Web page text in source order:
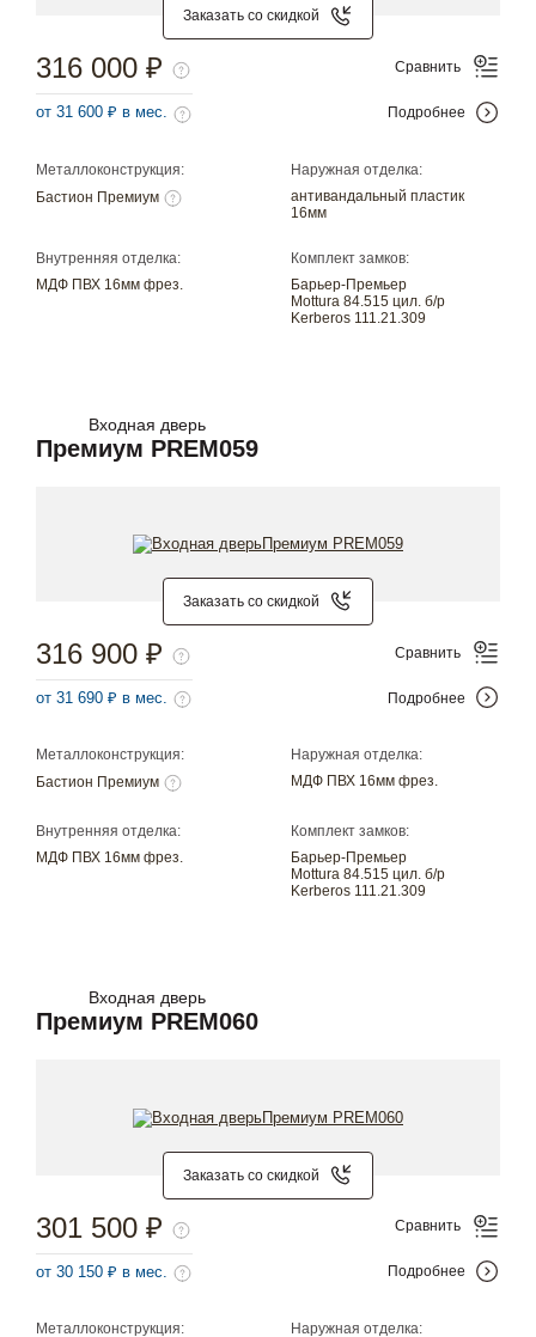
Заказать со скидкой
Металлоконструкция:
Бастион Премиум
Наружная отделка:
антивандальный пластик
16мм
Внутренняя отделка:
МДФ ПВХ 16мм фрез.
Комплект замков:
Барьер-Премьер
Mottura 84.515 цил. б/р
Kerberos 111.21.309
316 000 ₽
от 31 600 ₽ в мес.
Сравнить
Подробнее
Входная дверь
Премиум PREM059
Заказать со скидкой
Металлоконструкция:
Бастион Премиум
Наружная отделка:
МДФ ПВХ 16мм фрез.
Внутренняя отделка:
МДФ ПВХ 16мм фрез.
Комплект замков:
Барьер-Премьер
Mottura 84.515 цил. б/р
Kerberos 111.21.309
316 900 ₽
от 31 690 ₽ в мес.
Сравнить
Подробнее
Входная дверь
Премиум PREM060
Заказать со скидкой
Металлоконструкция: Наружная отделка:
301 500 ₽
от 30 150 ₽ в мес.
Сравнить
Подробнее